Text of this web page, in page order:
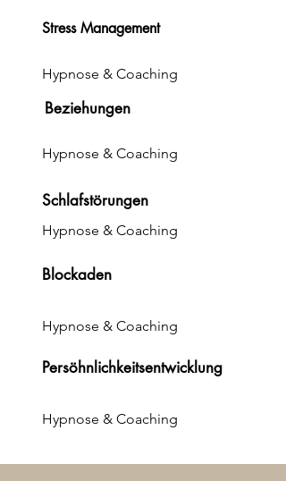
Stress Management
Hypnose & Coaching
Beziehungen
Hypnose & Coaching
Schlafstörungen
Hypnose & Coaching
Blockaden
Hypnose & Coaching
Persöhnlichkeitsentwicklung
Hypnose & Coaching